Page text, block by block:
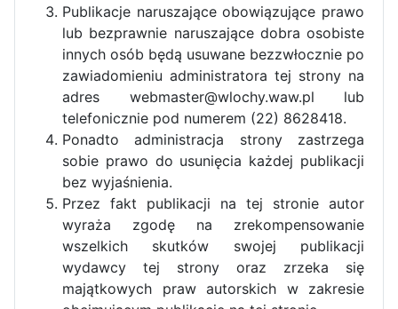
Publikacje naruszające obowiązujące prawo
lub bezprawnie naruszające dobra osobiste
innych osób będą usuwane bezzwłocznie po
zawiadomieniu administratora tej strony na
adres webmaster@wlochy.waw.pl lub
telefonicznie pod numerem (22) 8628418.
Ponadto administracja strony zastrzega
sobie prawo do usunięcia każdej publikacji
bez wyjaśnienia.
Przez fakt publikacji na tej stronie autor
wyraża zgodę na zrekompensowanie
wszelkich skutków swojej publikacji
wydawcy tej strony oraz zrzeka się
majątkowych praw autorskich w zakresie